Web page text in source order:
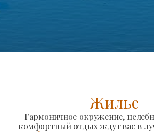
Жилье
Гармоничное окружение,
комфортный отдых ждут вас в